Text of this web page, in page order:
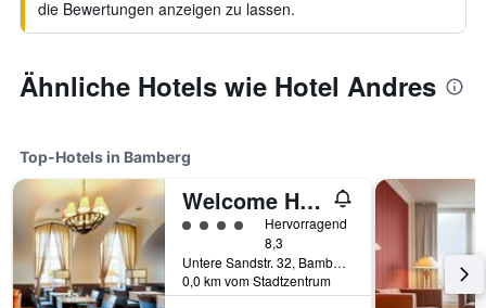
die Bewertungen anzeigen zu lassen.
Ähnliche Hotels wie Hotel Andres
Top-Hotels in Bamberg
Welcome Hotel Residenzschloss Bamberg
Bewertungskategorie 4
Hervorragend
8,3
Untere Sandstr. 32, Bamberg, Bayern, Deutschland
0,0 km vom Stadtzentrum